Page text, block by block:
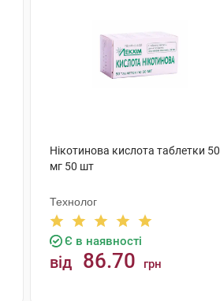
Нікотинова кислота таблетки 50
мг 50 шт
Технолог
Є в наявності
від 86.70 грн